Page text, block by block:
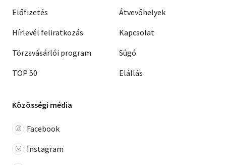
Előfizetés
Hírlevél feliratkozás
Törzsvásárlói program
TOP 50
Átvevőhelyek
Kapcsolat
Súgó
Elállás
Közösségi média
Facebook
Instagram